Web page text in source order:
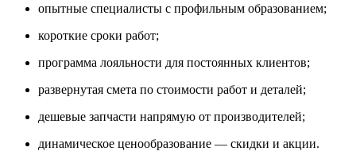
опытные специалисты с профильным образованием;
короткие сроки работ;
программа лояльности для постоянных клиентов;
развернутая смета по стоимости работ и деталей;
дешевые запчасти напрямую от производителей;
динамическое ценообразование — скидки и акции.